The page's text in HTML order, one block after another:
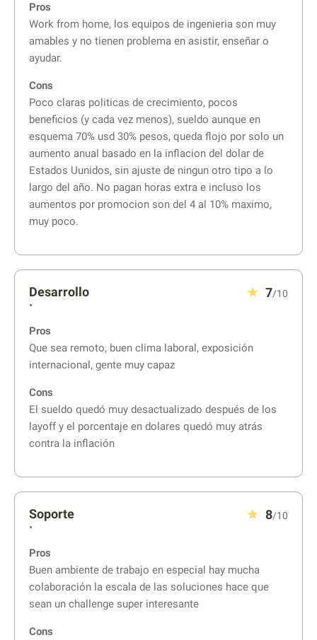
Pros
Work from home, los equipos de ingenieria son muy
amables y no tienen problema en asistir, enseñar o
ayudar.
Cons
Poco claras politicas de crecimiento, pocos
beneficios (y cada vez menos), sueldo aunque en
esquema 70% usd 30% pesos, queda flojo por solo un
aumento anual basado en la inflacion del dolar de
Estados Uunidos, sin ajuste de ningun otro tipo a lo
largo del año. No pagan horas extra e incluso los
aumentos por promocion son del 4 al 10% maximo,
muy poco.
Desarrollo
•
7/10
Pros
Que sea remoto, buen clima laboral, exposición
internacional, gente muy capaz
Cons
El sueldo quedó muy desactualizado después de los
layoff y el porcentaje en dolares quedó muy atrás
contra la inflación
Soporte
•
8/10
Pros
Buen ambiente de trabajo en especial hay mucha
colaboración la escala de las soluciones hace que
sean un challenge super interesante
Cons